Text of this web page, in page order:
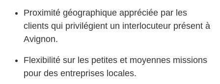
Proximité géographique appréciée par les
clients qui privilégient un interlocuteur présent à
Avignon.
Flexibilité sur les petites et moyennes missions
pour des entreprises locales.